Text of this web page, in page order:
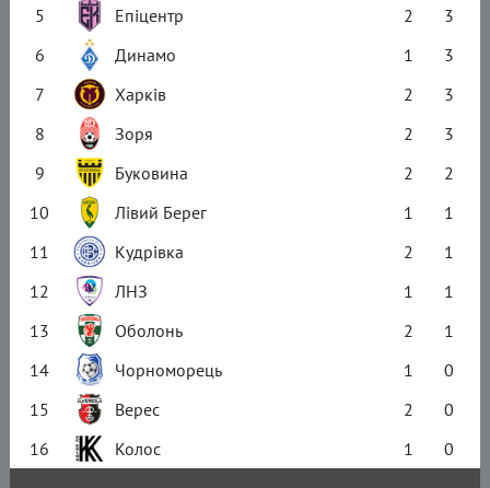
5
Епіцентр 2
3
6
Динамо 1
3
7
Харків 2
3
8
Зоря 2
3
9
Буковина 2
2
10
Лівий Берег 1
1
11
Кудрівка 2
1
12
ЛНЗ 1
1
13
Оболонь 2
1
14
Чорноморець 1
0
15
Верес 2
0
16
Колос 1 0